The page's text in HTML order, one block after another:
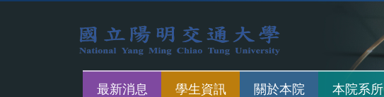
最新消息 學生資訊 關於本院 本院系所